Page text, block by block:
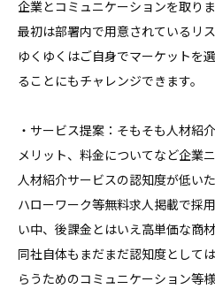
企業とコミュニケーションを取りま
最初は部署内で用意されているリ
ゆくゆくはご自身でマーケットを
ることにもチャレンジできます。
・サービス提案：そもそも人材紹
メリット、料金についてなど企業
人材紹介サービスの認知度が低い
ハローワーク等無料求人掲載で採
い中、後課金とはいえ高単価な商
同社自体もまだまだ認知度として
らうためのコミュニケーション等